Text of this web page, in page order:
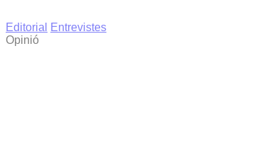
Editorial
Entrevistes
Opinió